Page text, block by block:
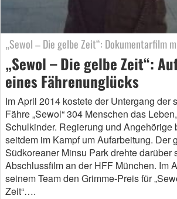
„Sewol – Die gelbe Zeit“: Dokumentarfilm
„Sewol – Die gelbe Zeit“:
eines Fährenunglücks
Im April 2014 kostete der Untergang der
Fähre „Sewol“ 304 Menschen das
Schulkinder. Regierung und Angehörige
seitdem im Kampf um Aufarbeitung. Der
Südkoreaner Minsu Park drehte darüber
Abschlussfilm an der HFF München. Im
seinem Team den Grimme-Preis für
Zeit“….